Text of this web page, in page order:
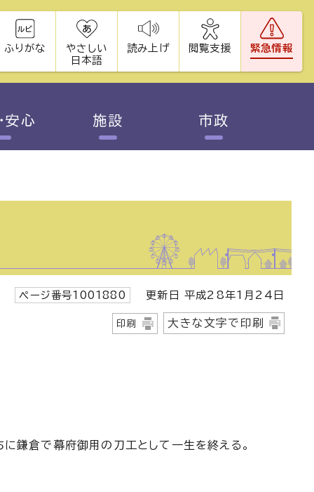
ふりがな
やさしい
日本語
読み上げ 閲覧支援 緊急情報
安心 施設 市政
ページ番号1001880 更新日 平成28年1月24日
印刷 大きな文字で印刷
鎌倉で幕府御用の刀工として一生を終える。